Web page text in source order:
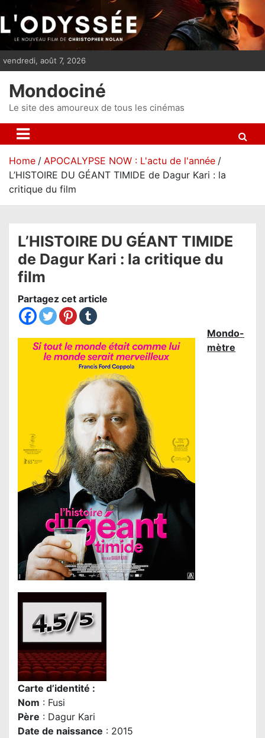
i
p
n
vendredi, août 7, 2026
Mondociné
Le site des amoureux de tous les cinémas
Home
APOCALYPSE NOW : L'actu de l'année
L’HISTOIRE DU GÉANT TIMIDE de Dagur Kari : la
critique du film
L’HISTOIRE DU GÉANT TIMIDE
de Dagur Kari : la critique du
film
Partagez cet article
Mondo-
mètre
Carte d’identité :
Nom : Fusi
Père : Dagur Kari
Date de naissance : 2015